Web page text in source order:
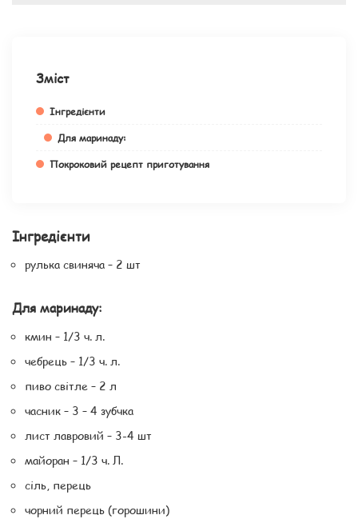
Зміст
Інгредієнти
Для маринаду:
Покроковий рецепт приготування
Інгредієнти
рулька свиняча – 2 шт
Для маринаду:
кмин – 1/3 ч. л.
чебрець – 1/3 ч. л.
пиво світле – 2 л
часник – 3 – 4 зубчка
лист лавровий – 3-4 шт
майоран – 1/3 ч. Л.
сіль, перець
чорний перець (горошини)